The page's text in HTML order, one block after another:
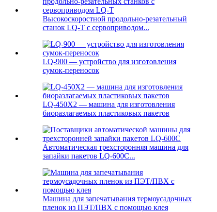
Высокоскоростной продольно-резательный
станок LQ-T с сервоприводом...
LQ-900 — устройство для изготовления
сумок-переносок
LQ-450X2 — машина для изготовления
биоразлагаемых пластиковых пакетов
Автоматическая трехсторонняя машина для
запайки пакетов LQ-600C...
Машина для запечатывания термоусадочных
пленок из ПЭТ/ПВХ с помощью клея